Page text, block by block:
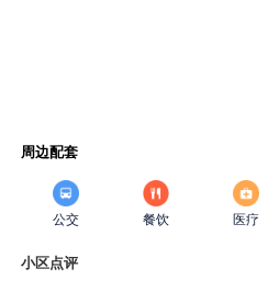
周边配套
公交 餐饮 医疗
小区点评